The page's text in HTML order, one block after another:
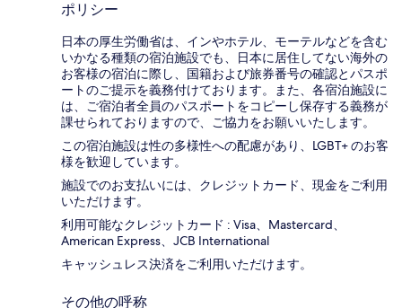
ポリシー
日本の厚生労働省は、インやホテル、モーテルなどを含む
いかなる種類の宿泊施設でも、日本に​居住してない海外の
お客様の宿泊に際し、国籍および旅券番号の確認とパスポ
ートのご提示を義務付け​ております。また、各宿泊施設に
は、ご宿泊者全員のパスポートをコピーし保存する義務が
課せられておりますの​で、ご協力をお願いいたします。
この宿泊施設は性の多様性への配慮があり、LGBT+ のお客
様を歓迎しています。
施設でのお支払いには、クレジットカード、現金をご利用
いただけます。
利用可能なクレジットカード : Visa、Mastercard、
American Express、JCB International
キャッシュレス決済をご利用いただけます。
その他の呼称